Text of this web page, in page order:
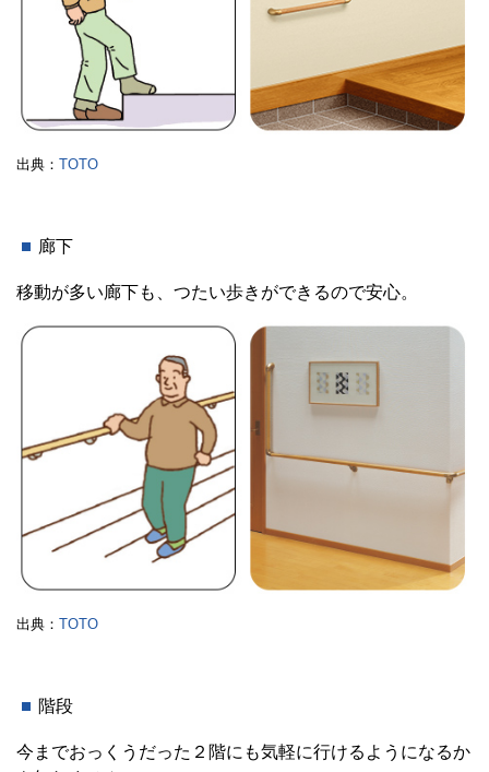
出典： TOTO
廊下
移動が多い廊下も、つたい歩きができるので安心。
出典： TOTO
階段
今までおっくうだった２階にも気軽に行けるようになるか